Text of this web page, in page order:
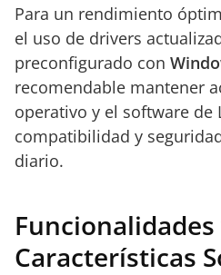
Para un rendimiento
el uso de drivers
preconfigurado con
recomendable mantener
operativo y el software de
compatibilidad y
diario.
Funcionalidades
Características